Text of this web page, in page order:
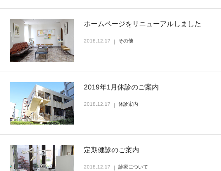
ホームページをリニューアルしました
2018.12.17 その他
2019年1月休診のご案内
2018.12.17 休診案内
定期健診のご案内
2018.12.17 診療について